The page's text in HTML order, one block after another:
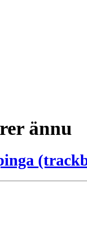
ännu